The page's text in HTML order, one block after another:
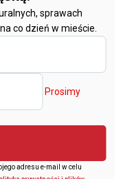
sprawach
co dzień w mieście.
Prosimy
adresu e-mail w celu